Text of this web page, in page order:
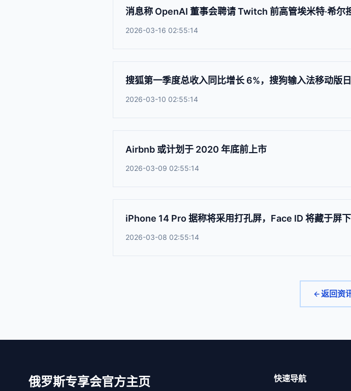
消息称 OpenAI 董事会聘请 Twitch 前高管埃米特·希尔
2026-03-16 02:55:14
搜狐第一季度总收入同比增长 6%，搜狗输入法移动版
2026-03-10 02:55:14
Airbnb 或计划于 2020 年底前上市
2026-03-09 02:55:14
iPhone 14 Pro 据称将采用打孔屏，Face ID 将藏于屏下
2026-03-08 02:55:14
返回资
俄罗斯专享会官方主页 快速导航